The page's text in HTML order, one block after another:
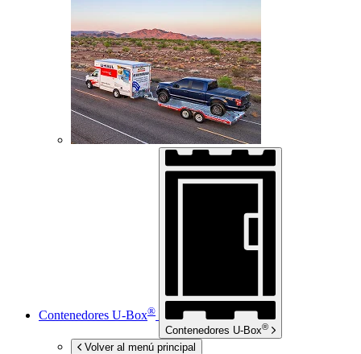
Contenedores U-Box®
Contenedores U-Box®
Volver al menú principal